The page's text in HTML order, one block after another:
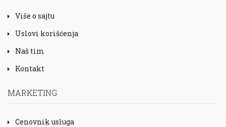
Više o sajtu
Uslovi korišćenja
Naš tim
Kontakt
MARKETING
Cenovnik usluga